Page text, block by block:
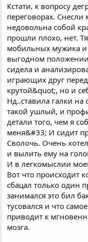
Кстати, к вопросу
переговорах. Снесли
недовольна собой
прошли плохо, нет.
мобильных мужика и
выгодном
сидела и
играющих друг
крутой&quot;, но и
Нд..ставила галки на
такой ушлый, и профи
детали того, чем я
меня&#33; И сидит
Сволочь. Очень
и вылить ему на
И в легкомыслии
Вот что происходит
сбацал только один
занимался это бил
тусовался и что
приводит к
мозга.